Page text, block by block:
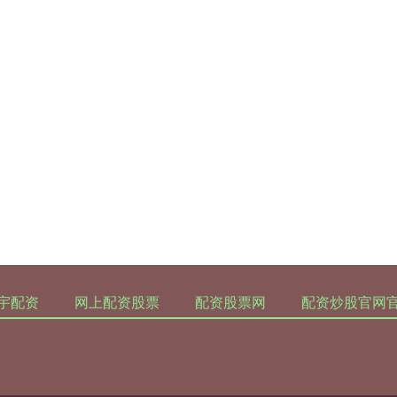
配资 网上配资股票 配资股票网 配资炒股官网